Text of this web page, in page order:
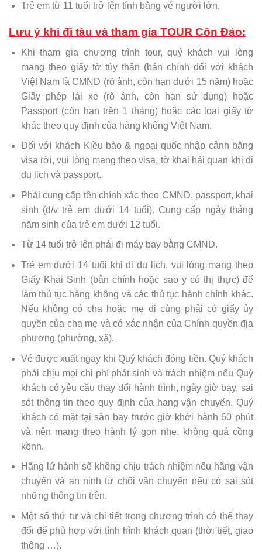
Trẻ em từ 11 tuổi trở lên tính bằng vé người lớn.
Lưu ý khi đi tàu và tham gia TOUR Côn Đảo:
Khi tham gia chương trình tour, quý khách vui lòng
mang theo giấy tờ tùy thân (bản chính đối với khách
Việt Nam là CMND (rõ ảnh, còn hạn dưới 15 năm) hoặc
Giấy phép lái xe (rõ ảnh, còn hạn sử dụng) hoặc
Passport (còn hạn trên 1 tháng) hoặc các loại giấy tờ
khác theo quy định của hàng không Việt Nam.
Đối với khách Kiều bào & ngoại quốc nhập cảnh bằng
visa rời, vui lòng mang theo visa, tờ khai hải quan khi đi
du lịch và passport.
Phải cung cấp tên chính xác theo CMND, passport, khai
sinh (đ/v trẻ em dưới 14 tuổi). Cung cấp ngày tháng
năm sinh của trẻ em dưới 12 tuổi.
Từ 14 tuổi trở lên phải đi máy bay bằng CMND.
Trẻ em dưới 14 tuổi khi đi du lịch, vui lòng mang theo
Giấy Khai Sinh (bản chính hoặc sao y có thị thực) để
làm thủ tục hàng không và các thủ tục hành chính khác.
Nếu không có cha hoặc mẹ đi cùng phải có giấy ủy
quyền của cha mẹ và có xác nhận của Chính quyền địa
phương (phường, xã).
Vé được xuất ngay khi Quý khách đóng tiền. Quý khách
phải chịu mọi chi phí phát sinh và trách nhiệm nếu Quý
khách có yêu cầu thay đổi hành trình, ngày giờ bay, sai
sót thông tin theo quy định của hang vận chuyển. Quý
khách có mặt tại sân bay trước giờ khởi hành 60 phút
và nên mang theo hành lý gọn nhẹ, không quá cồng
kềnh.
Hãng lử hành sẽ không chịu trách nhiệm nếu hãng vận
chuyển và an ninh từ chối vận chuyển nếu có sai sót
những thông tin trên.
Một số thứ tự và chi tiết trong chương trình có thể thay
đổi để phù hợp với tình hình khách quan (thời tiết, giao
thông …).